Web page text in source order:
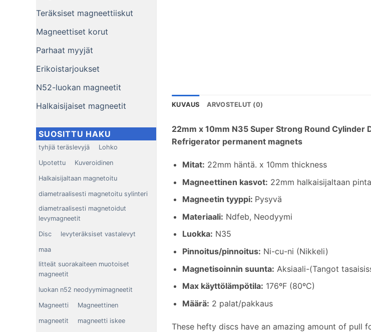
Teräksiset magneettiiskut
Magneettiset korut
Parhaat myyjät
Erikoistarjoukset
N52-luokan magneetit
Halkaisijaiset magneetit
SUOSITTU HAKU
tyhjiä teräslevyjä Lohko
Upotettu Kuveroidinen
Halkaisijaltaan magnetoitu
diametraalisesti magnetoitu sylinteri
diametraalisesti magnetoidut
levymagneetit
Disc levyteräksiset vastalevyt
maa
litteät suorakaiteen muotoiset
magneetit
luokan n52 neodyymimagneetit
Magneetti Magneettinen
magneetit magneetti iskee
KUVAUS ARVOSTELUT (0)
22mm x 10mm N35 Super Strong Round Cylinder
Refrigerator permanent magnets
Mitat: 22mm häntä. x 10mm thickness
Magneettinen kasvot: 22mm halkaisijaltaan pinta
Magneetin tyyppi: Pysyvä
Materiaali: Ndfeb, Neodyymi
Luokka: N35
Pinnoitus/pinnoitus: Ni-cu-ni (Nikkeli)
Magnetisoinnin suunta: Aksiaali-(Tangot
Max käyttölämpötila: 176ºF (80ºC)
Määrä: 2 palat/pakkaus
These hefty discs have an amazing amount of pull